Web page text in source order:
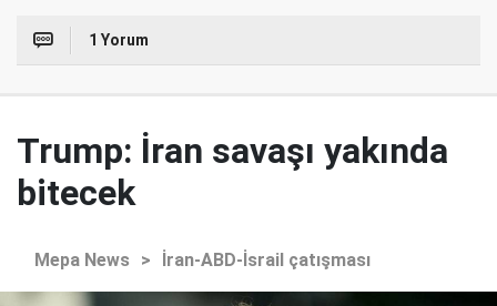
1 Yorum
Trump: İran savaşı yakında
bitecek
Mepa News > İran-ABD-İsrail çatışması